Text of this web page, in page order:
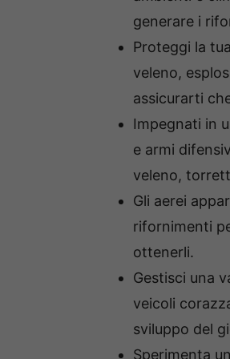
generare i
Proteggi la
veleno,
assicurarti
Impegnati in
e armi
veleno,
Gli aerei
rifornimenti
ottenerli.
Gestisci una
veicoli
sviluppo del
Sperimenta